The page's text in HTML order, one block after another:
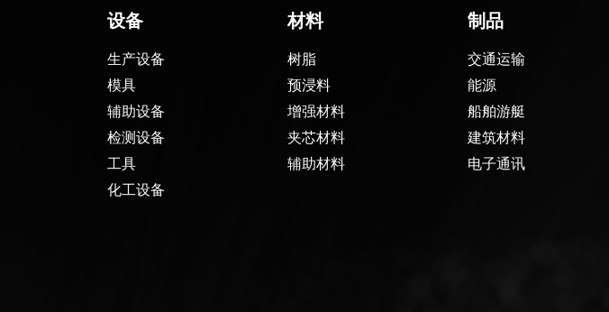
设备
生产设备
模具
辅助设备
检测设备
工具
化工设备
材料
树脂
预浸料
增强材料
夹芯材料
辅助材料
制品
交通运输
能源
船舶游艇
建筑材料
电子通讯